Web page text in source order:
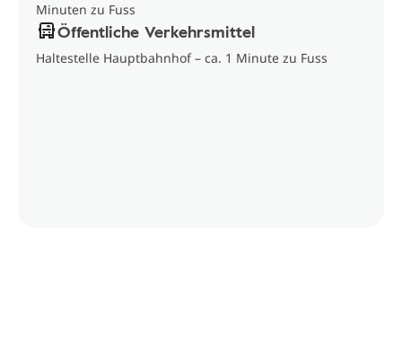
Minuten zu Fuss
Öffentliche Verkehrsmittel
Haltestelle Hauptbahnhof – ca. 1 Minute zu Fuss